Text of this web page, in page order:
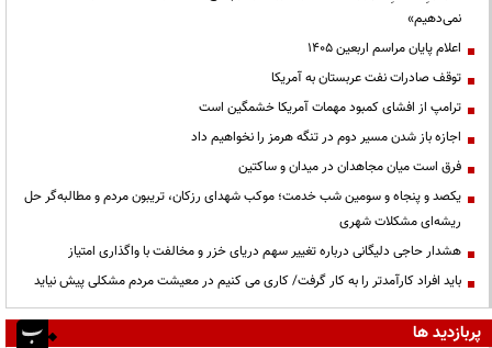
نمی‌دهیم»
اعلام پایان مراسم اربعین ۱۴۰۵
توقف صادرات نفت عربستان به آمریکا
ترامپ از افشای کمبود مهمات آمریکا خشمگین است
اجازه باز شدن مسیر دوم در تنگه هرمز را نخواهیم داد
فرق است میان مجاهدان در میدان و ساکتین
یکصد و پنجاه و سومین شب خدمت؛ موکب شهدای رزکان، تریبون مردم و مطالبه‌گر حل
ریشه‌ای مشکلات شهری
هشدار حاجی دلیگانی درباره تغییر سهم دریای خزر و مخالفت با واگذاری امتیاز
باید افراد کارآمدتر را به کار گرفت/ کاری می کنیم در معیشت مردم مشکلی پیش نیاید
پربازدید ها